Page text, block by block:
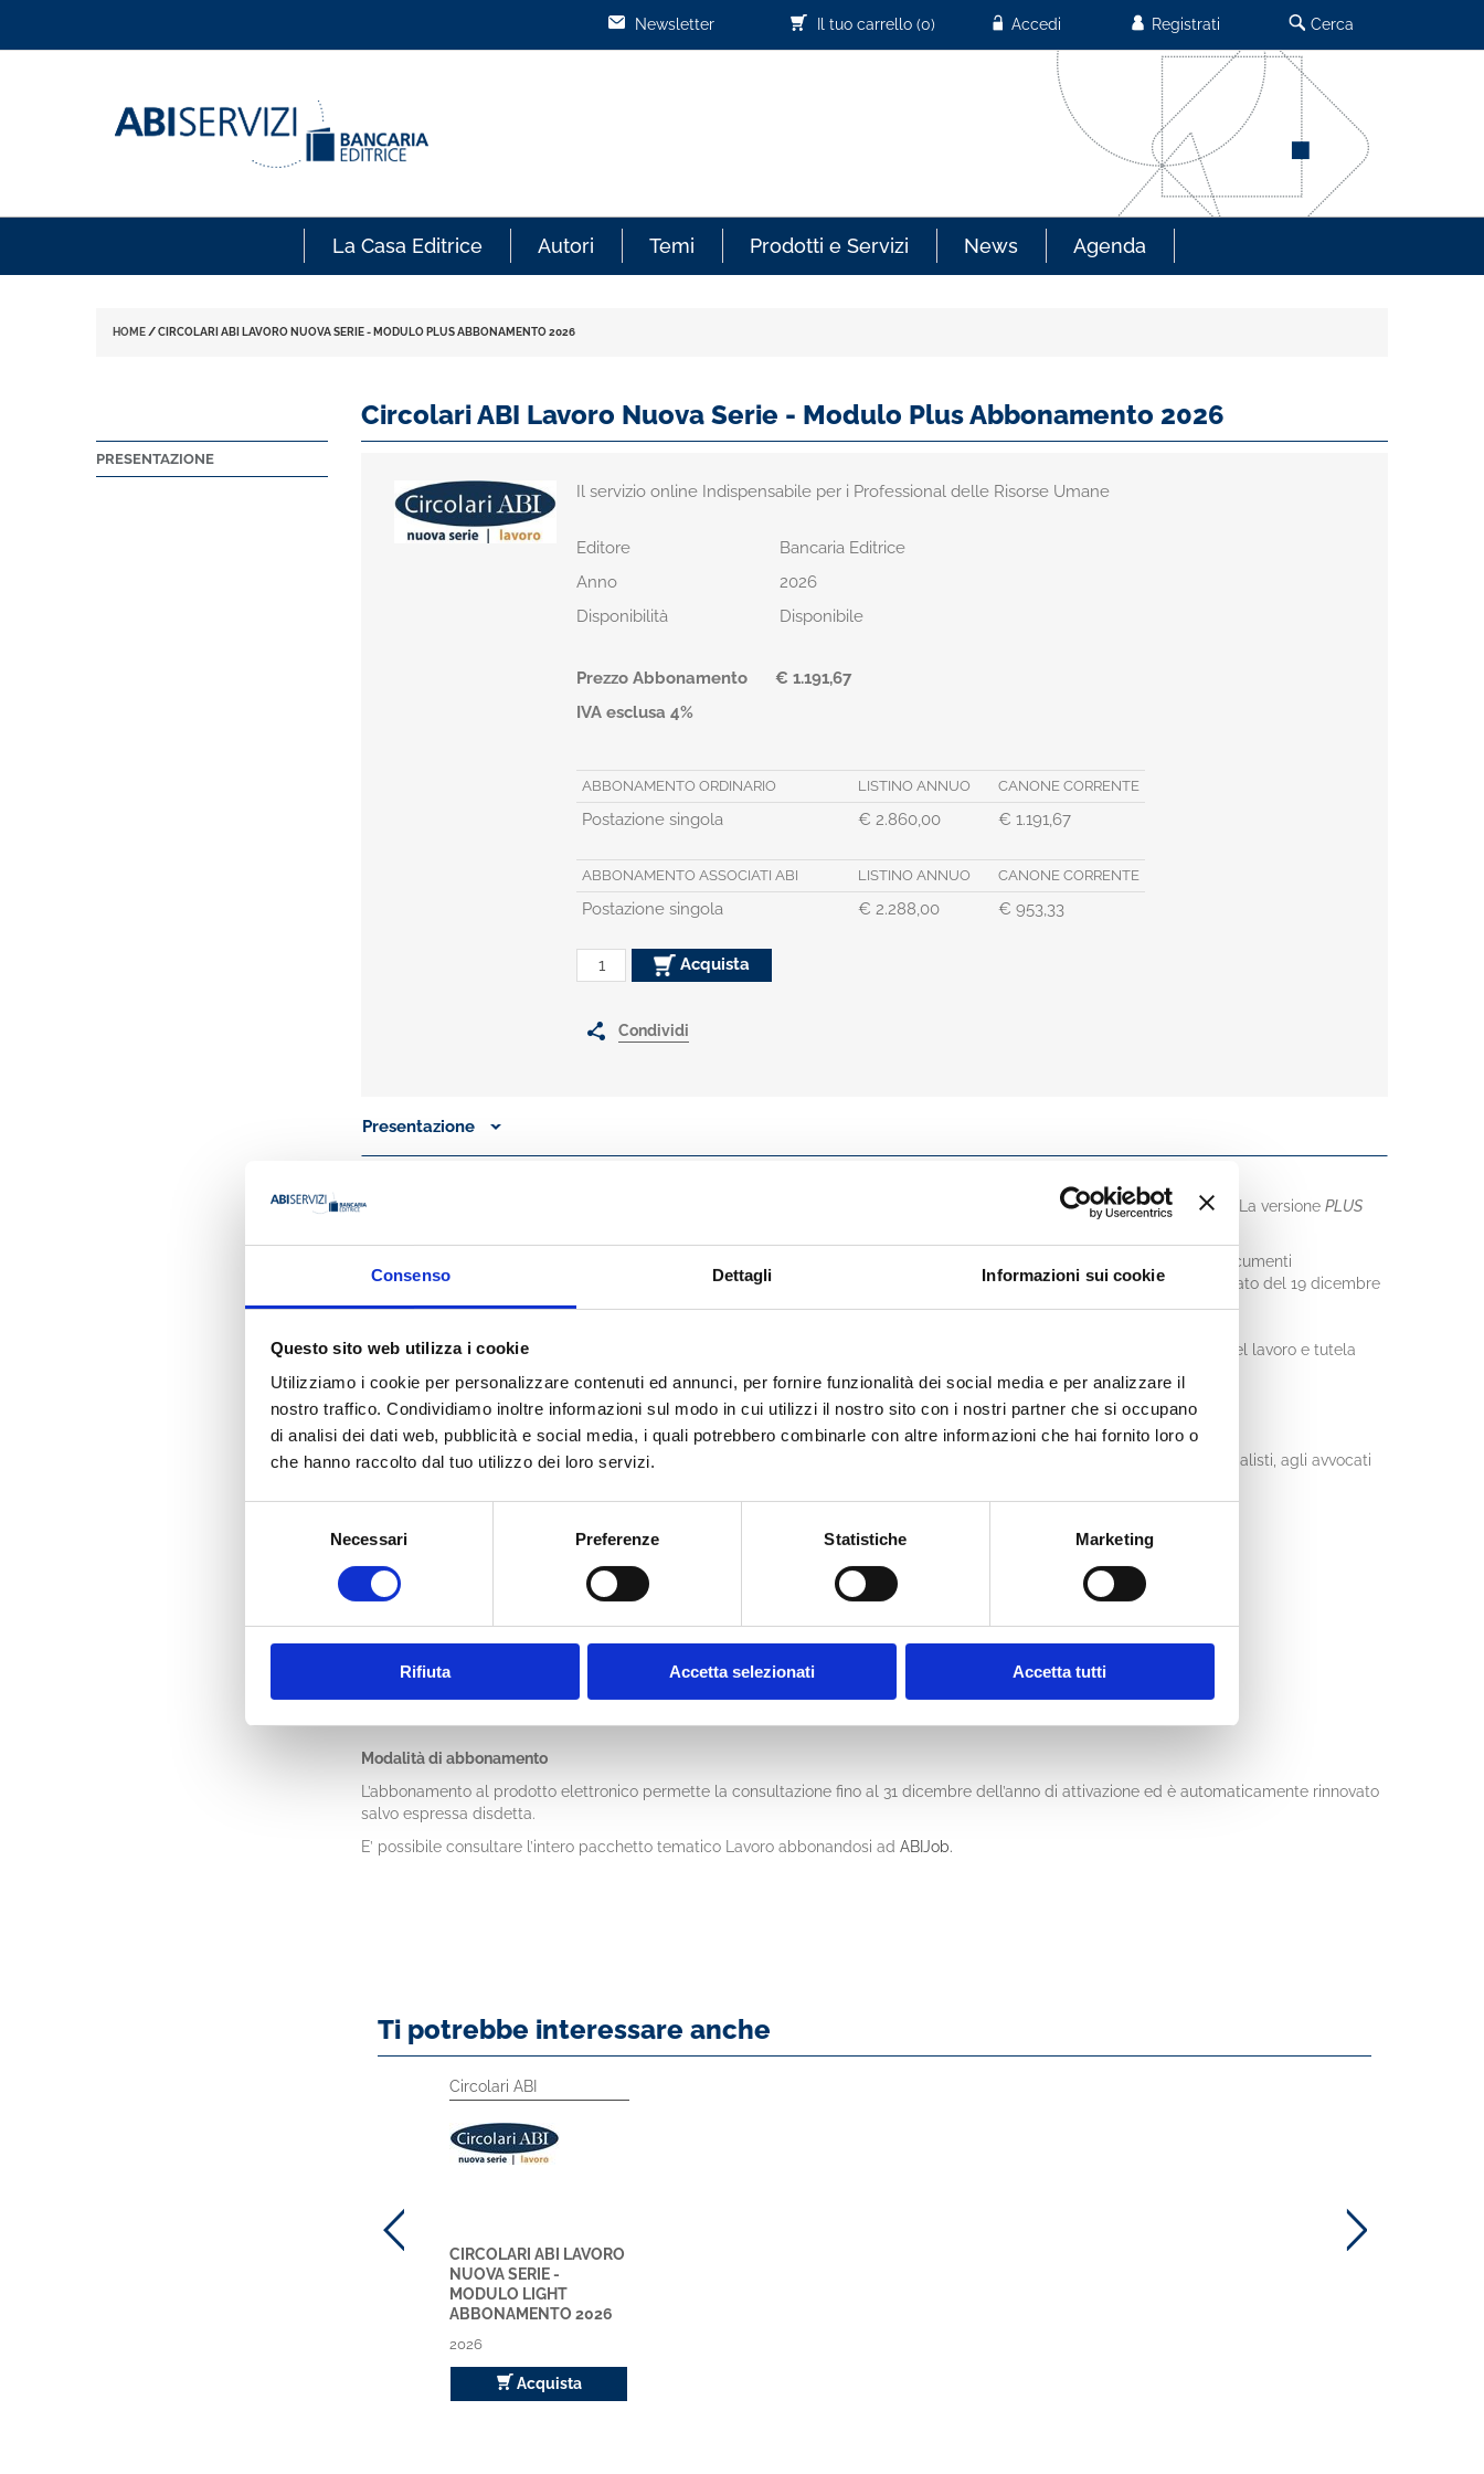
Consenso Dettagli Informazioni sui cookie
Questo sito web utilizza i cookie
Utilizziamo i cookie per personalizzare contenuti ed annunci, per fornire funzionalità dei social media e per analizzare il
nostro traffico. Condividiamo inoltre informazioni sul modo in cui utilizzi il nostro sito con i nostri partner che si occupano
di analisi dei dati web, pubblicità e social media, i quali potrebbero combinarle con altre informazioni che hai fornito loro o
che hanno raccolto dal tuo utilizzo dei loro servizi.
Necessari Preferenze Statistiche Marketing
Rifiuta Accetta selezionati Accetta tutti
Cerca
Registrati
Accedi
Il tuo carrello (0)
Newsletter
La Casa Editrice Autori Temi Prodotti e Servizi News Agenda
HOME /CIRCOLARI ABI LAVORO NUOVA SERIE - MODULO PLUS ABBONAMENTO 2026
PRESENTAZIONE
Circolari ABI Lavoro Nuova Serie - Modulo Plus Abbonamento 2026
Il servizio online Indispensabile per i Professional delle Risorse Umane
Editore
Bancaria Editrice
Anno
2026
Disponibilità
Disponibile
Prezzo Abbonamento
€ 1.191,67
IVA esclusa 4%
ABBONAMENTO ORDINARIO LISTINO ANNUO CANONE CORRENTE
Postazione singola € 2.860,00 € 1.191,67
ABBONAMENTO ASSOCIATI ABI LISTINO ANNUO CANONE CORRENTE
Postazione singola € 2.288,00 € 953,33
Acquista
Condividi
Presentazione
La consulenza della Direzione Sindacale e del Lavoro dell’ABI offre il quadro aggiornato su tutti i temi del lavoro in banca. La versione PLUS
costituito da oltre 9.000 documenti
iContratti Collettivi Nazionali di Lavoro
del personale impiegatizio e direttivo dal 1987 compreso l'ultimo Testo Coordinato del 19 dicembre
2019 per quadri direttivi e personale aree professionali dipendenti dalle imprese creditizie, finanziarie e strumentali
gli ebook Lavoro(Rapporto sul Mercato del Lavoro, Relazioni sindacali nel settore del credito, People Care, Processo del lavoro e tutela
A chi si rivolge
Il servizio è rivolto a tutti i responsabili del personale e ai gestori delle risorse umane, ai consulenti del lavoro, ai commercialisti, agli avvocati
I vantaggi del servizio online
archivio storico
dei documenti dal 1948
pubblicazione
di ogni nuovo documento in tempi rapidi dopo l’emanazione
email alertalla pubblicazione di ogni nuova documento
ricerca trasversalecon le altre pubblicazioni ABI in abbonamento su ABIJob
motore di ricerca
Modalità di abbonamento
L’abbonamento al prodotto elettronico permette la consultazione fino al 31 dicembre dell’anno di attivazione ed è automaticamente rinnovato
salvo espressa disdetta.
E’ possibile consultare l’intero pacchetto tematico Lavoro abbonandosi ad ABIJob.
Ti potrebbe interessare anche
Circolari ABI
CIRCOLARI ABI LAVORO
NUOVA SERIE -
MODULO LIGHT
ABBONAMENTO 2026
2026
Acquista